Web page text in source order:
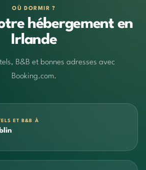
OÙ DORMIR ?
hébergement en
Irlande
B&B et bonnes adresses avec
Booking.com.
ET B&B À